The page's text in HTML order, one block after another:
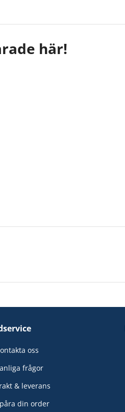
här!
oss
frågor
& leverans
din order